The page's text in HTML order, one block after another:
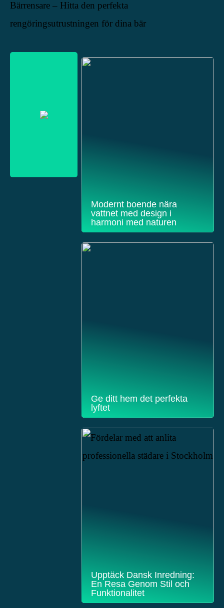
Bärrensare – Hitta den perfekta
rengöringsutrustningen för dina bär
Modernt boende nära
vattnet med design i
harmoni med naturen
Ge ditt hem det perfekta
lyftet
Upptäck Dansk Inredning:
En Resa Genom Stil och
Funktionalitet